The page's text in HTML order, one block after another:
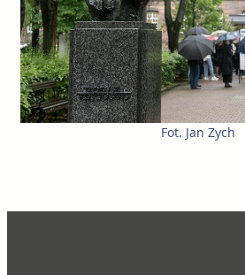
Fot. Jan Zych